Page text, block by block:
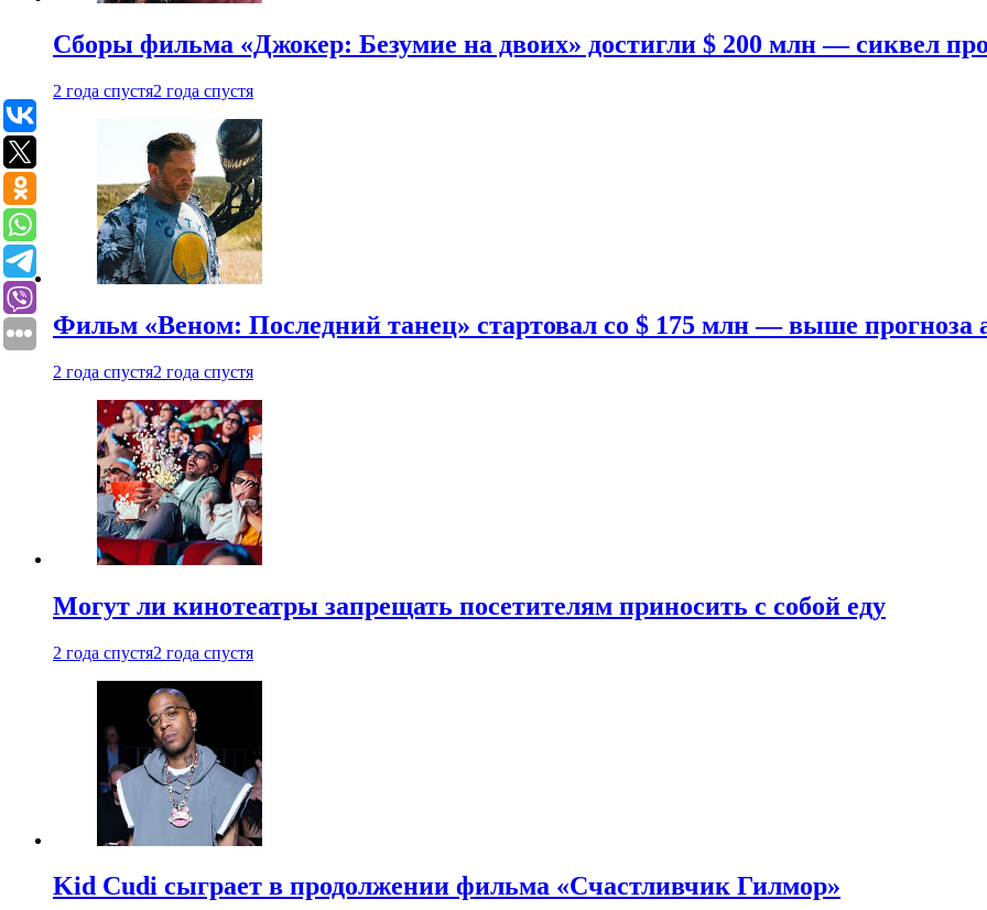
Сборы фильма «Джокер: Безумие на двоих» достигли $ 200 млн — сиквел
2 года спустя2 года спустя
Фильм «Веном: Последний танец» стартовал со $ 175 млн — выше прогноза
2 года спустя2 года спустя
Могут ли кинотеатры запрещать посетителям приносить с собой еду
2 года спустя2 года спустя
Kid Cudi сыграет в продолжении фильма «Счастливчик Гилмор»